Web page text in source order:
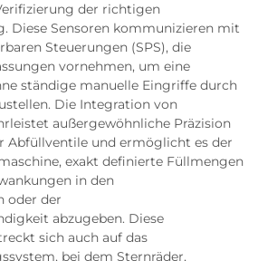
der richtigen
Diese Sensoren kommunizieren mit
Steuerungen (SPS), die
vornehmen, um eine
ständige manuelle Eingriffe durch
Die Integration von
außergewöhnliche Präzision
Abfüllventile und ermöglicht es der
exakt definierte Füllmengen
in den
oder der
abzugeben. Diese
sich auch auf das
bei dem Sternräder,